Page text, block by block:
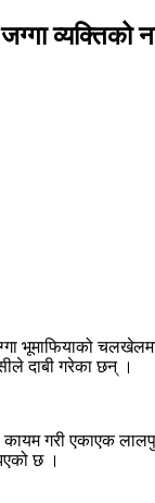
व्यक्तिको
भूमाफियाको
दाबी गरेका छन् ।
गरी एकाएक
छ ।